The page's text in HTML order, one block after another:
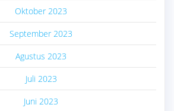
Oktober 2023
September 2023
Agustus 2023
Juli 2023
Juni 2023